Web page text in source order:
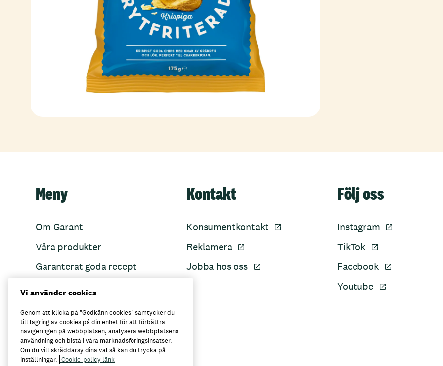
Meny
Om Garant
Våra produkter
Garanterat goda recept
Kontakt
Konsumentkontakt
Reklamera
Jobba hos oss
Följ oss
Instagram
TikTok
Facebook
Youtube
Här kan du köpa Garant
Vi använder cookies
Genom att klicka på "Godkänn cookies" samtycker du
till lagring av cookies på din enhet för att förbättra
navigeringen på webbplatsen, analysera webbplatsens
användning och bistå i våra marknadsföringsinsatser.
Om du vill skräddarsy dina val så kan du trycka på
inställningar. Cookie-policy länk